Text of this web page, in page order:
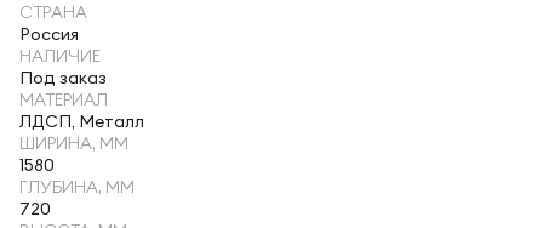
СТРАНА
Россия
НАЛИЧИЕ
Под заказ
МАТЕРИАЛ
ЛДСП, Металл
ШИРИНА, ММ
1580
ГЛУБИНА, ММ
720